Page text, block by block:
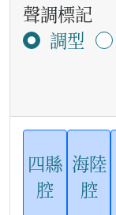
聲調標記
調型
四縣
腔
海陸
腔